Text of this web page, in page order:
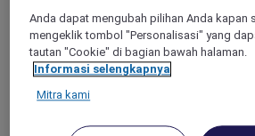
In the city center facing the train
Chambery Centre hotel welcomes
stay or a business trip. Ideally
historic center, all of the city
minutes from the largest natural lakes
appreciate its modern design, warmly
Anda dapat mengubah pilihan Anda kapan
mengeklik tombol "Personalisasi" yang
tautan "Cookie" di bagian bawah halaman.
Informasi selengkapnya
Mitra kami